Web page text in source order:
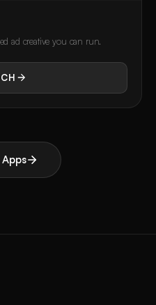
ad creative you can run.